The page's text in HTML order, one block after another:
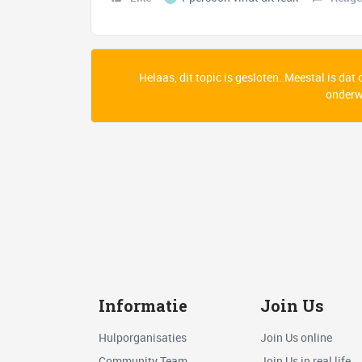
Helaas, dit topic is gesloten. Meestal is dat
Informatie
Hulporganisaties
Join Us
Join Us online